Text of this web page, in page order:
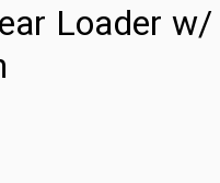
Loader